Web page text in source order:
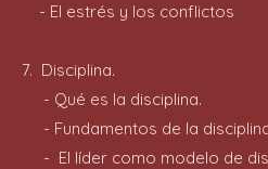
- El estrés y los conflictos
7. Disciplina.
- Qué es la disciplina.
- Fundamentos de la
- El líder como modelo de